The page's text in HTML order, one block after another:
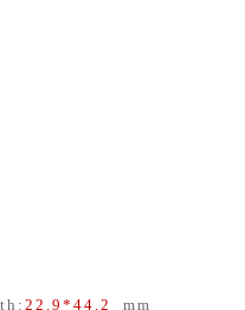
: 22.9*44.2
mm